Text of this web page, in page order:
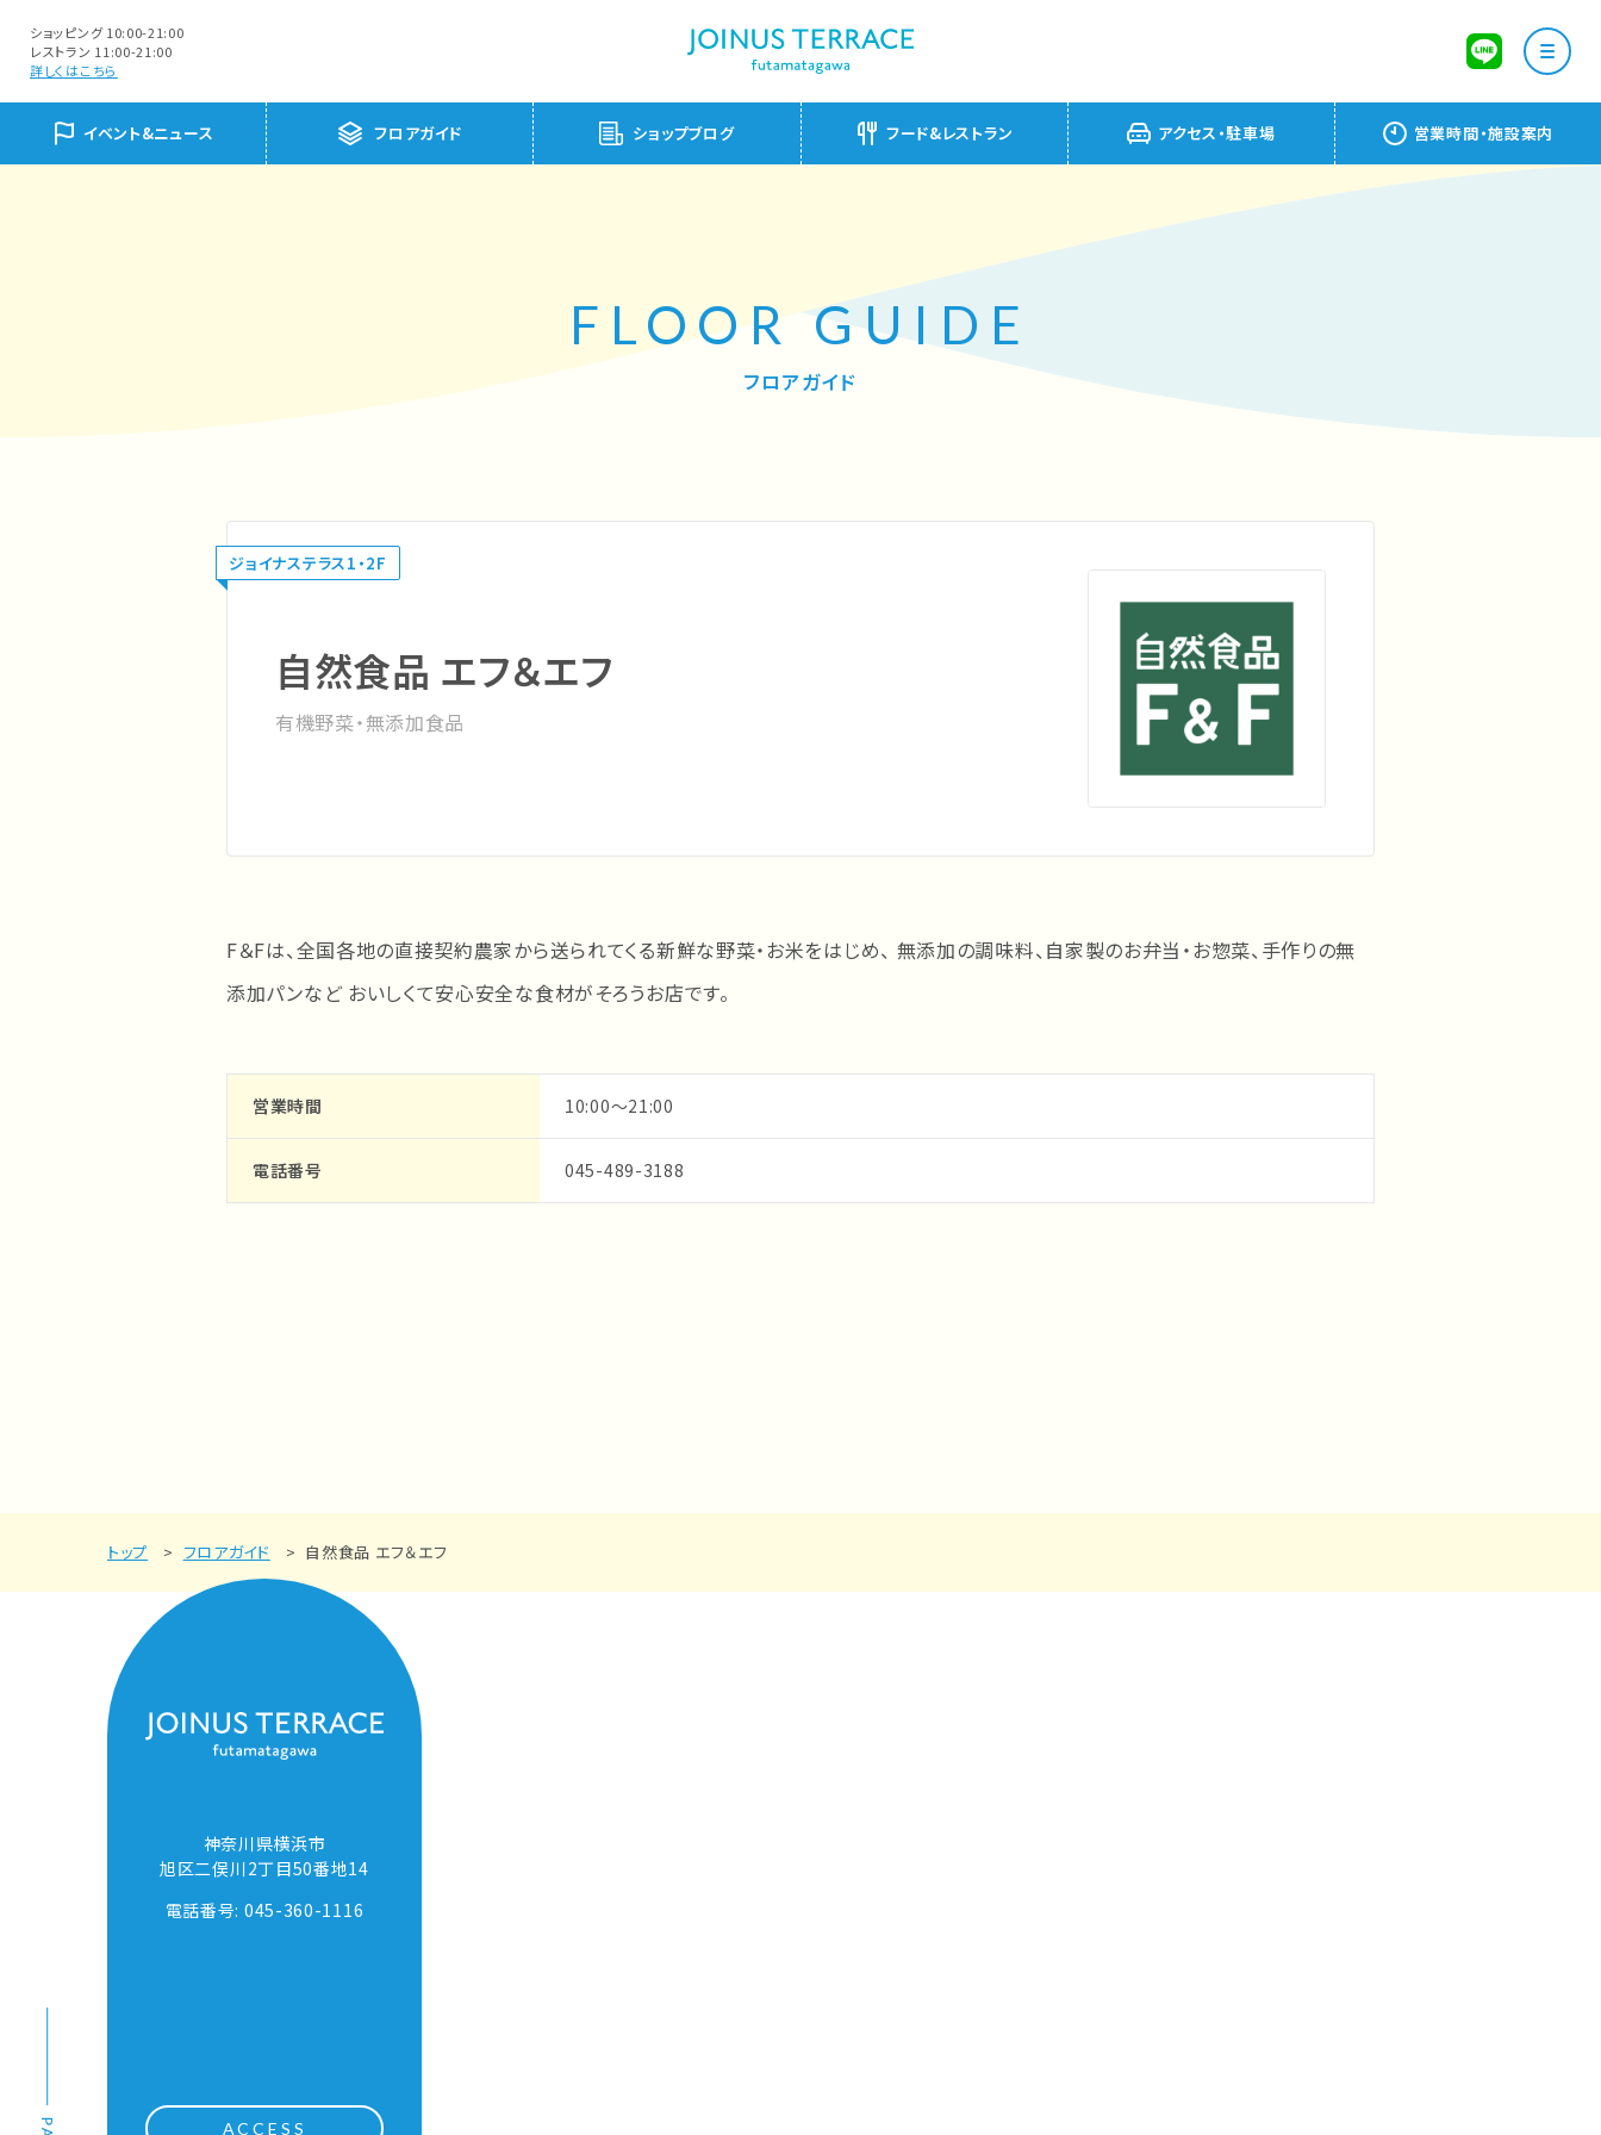
ショッピング 10:00-21:00
レストラン 11:00-21:00
詳しくはこちら
イベント&ニュース フロアガイド ショップブログ フード&レストラン アクセス・駐車場 営業時間・施設案内
FLOOR GUIDE
フロアガイド
ジョイナステラス1・2F
自然食品 エフ＆エフ
有機野菜・無添加食品
F＆Fは、全国各地の直接契約農家から送られてくる新鮮な野菜・お米をはじめ、 無添加の調味料、自家製のお弁当・お惣菜、手作りの無
添加パンなど おいしくて安心安全な食材がそろうお店です。
営業時間 10:00～21:00
電話番号 045-489-3188
トップ フロアガイド 自然食品 エフ＆エフ
神奈川県横浜市
旭区二俣川2丁目50番地14
電話番号: 045-360-1116
ACCESS